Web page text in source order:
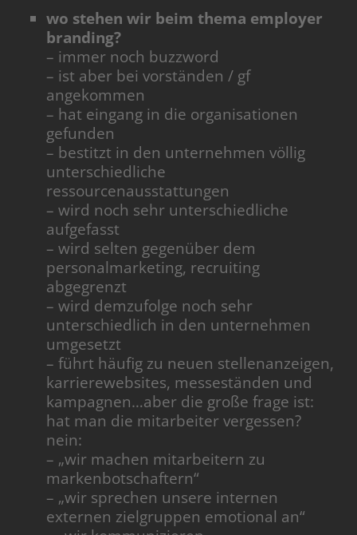
wo stehen wir beim thema employer
branding?
– immer noch buzzword
– ist aber bei vorständen / gf
angekommen
– hat eingang in die organisationen
gefunden
– bestitzt in den unternehmen völlig
unterschiedliche
ressourcenausstattungen
– wird noch sehr unterschiedliche
aufgefasst
– wird selten gegenüber dem
personalmarketing, recruiting
abgegrenzt
– wird demzufolge noch sehr
unterschiedlich in den unternehmen
umgesetzt
– führt häufig zu neuen stellenanzeigen,
karrierewebsites, messeständen und
kampagnen…aber die große frage ist:
hat man die mitarbeiter vergessen?
nein:
– „wir machen mitarbeitern zu
markenbotschaftern“
– „wir sprechen unsere internen
externen zielgruppen emotional an“